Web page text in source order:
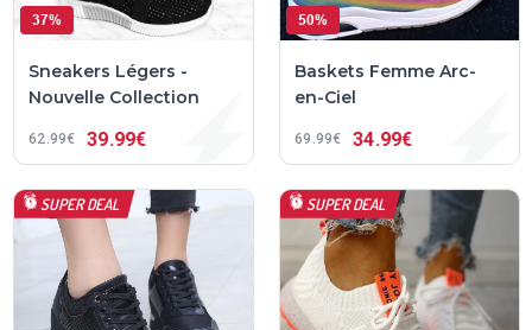
37%
Sneakers Légers -
Nouvelle Collection
62 99€ 39 99€
50%
Baskets Femme Arc-
en-Ciel
69 99€ 34 99€
SUPER DEAL SUPER DEAL